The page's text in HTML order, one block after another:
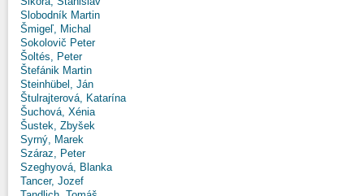
Slobodník Martin
Šmigeľ, Michal
Sokolovič Peter
Šoltés, Peter
Štefánik Martin
Steinhübel, Ján
Štulrajterová, Katarína
Šuchová, Xénia
Šustek, Zbyšek
Syrný, Marek
Száraz, Peter
Szeghyová, Blanka
Tancer, Jozef